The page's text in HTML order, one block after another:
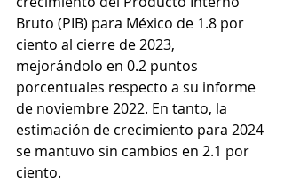
Bruto (PIB) para México de 1.8 por
ciento al cierre de 2023,
mejorándolo en 0.2 puntos
porcentuales respecto a su informe
de noviembre 2022. En tanto, la
estimación de crecimiento para 2024
se mantuvo sin cambios en 2.1 por
ciento.